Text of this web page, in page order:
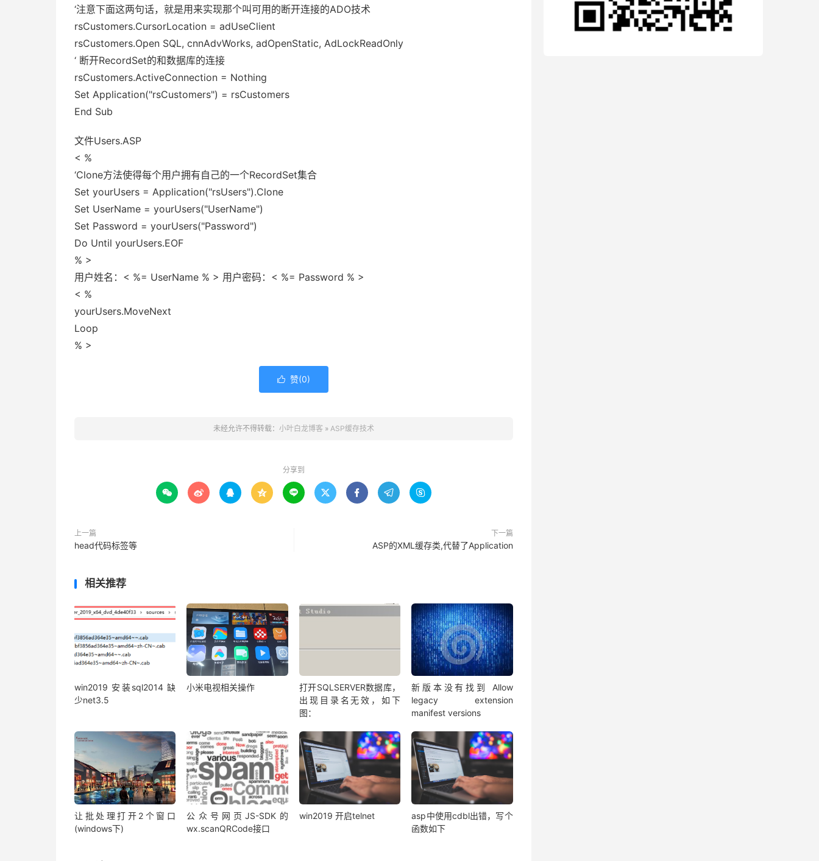
‘注意下面这两句话，就是用来实现那个叫可用的断开连接的ADO技术
rsCustomers.CursorLocation = adUseClient
rsCustomers.Open SQL, cnnAdvWorks, adOpenStatic, AdLockReadOnly
‘ 断开RecordSet的和数据库的连接
rsCustomers.ActiveConnection = Nothing
Set Application("rsCustomers") = rsCustomers
End Sub
文件Users.ASP
< %
‘Clone方法使得每个用户拥有自己的一个RecordSet集合
Set yourUsers = Application("rsUsers").Clone
Set UserName = yourUsers("UserName")
Set Password = yourUsers("Password")
Do Until yourUsers.EOF
% >
用户姓名：< %= UserName % > 用户密码：< %= Password % >
< %
yourUsers.MoveNext
Loop
% >
 赞(0)
未经允许不得转载： 小叶白龙博客 » ASP缓存技术
分享到
        
上一篇
head代码标签等
下一篇
ASP的XML缓存类,代替了Application
相关推荐
win2019 安装sql2014 缺
少net3.5
小米电视相关操作
打开SQLSERVER数据库，
出现目录名无效，如下
图：
新版本没有找到 Allow
legacy extension
manifest versions
让批处理打开2个窗口
(windows下)
公众号网页JS-SDK的
wx.scanQRCode接口
win2019 开启telnet
asp中使用cdbl出错，写个
函数如下